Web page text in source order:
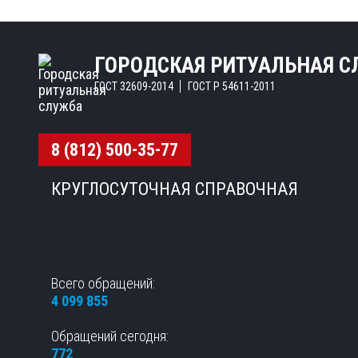
ГОРОДСКАЯ РИТУАЛЬНАЯ
ГОСТ 32609-2014 ГОСТ Р 54611-2011
8 (812) 500-35-77
КРУГЛОСУТОЧНАЯ СПРАВОЧНАЯ
Всего обращений:
4 099 855
Обращений сегодня:
772